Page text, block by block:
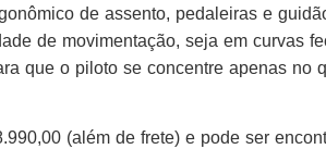
de assento, pedaleiras e
de movimentação, seja em curvas
que o piloto se concentre apenas no
(além de frete) e pode ser